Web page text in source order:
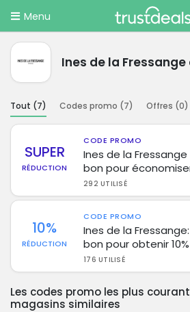
Menu
Ines de la
Tout (7) Codes promo (7) Offres (0)
SUPER
RÉDUCTION
CODE PROMO
Ines de la
bon pour
292 UTILISÉ
10%
RÉDUCTION
CODE PROMO
Ines de la
bon pour obtenir
176 UTILISÉ
Les codes promo les plus
magasins similaires